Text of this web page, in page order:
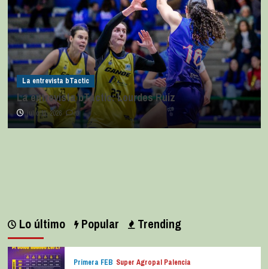
La entrevista bTactic
La entrevista bTactic: Lourdes Ruiz
julio 11, 2026 0
Lo último Popular Trending
Primera FEB Super Agropal Palencia